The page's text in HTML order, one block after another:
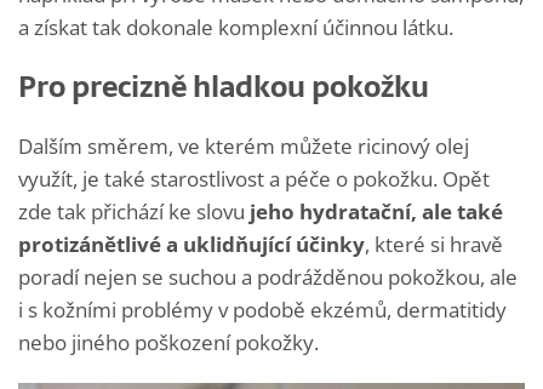
a získat tak dokonale komplexní účinnou látku.
Pro precizně hladkou pokožku
Dalším směrem, ve kterém můžete ricinový olej
využít, je také starostlivost a péče o pokožku. Opět
zde tak přichází ke slovu jeho hydratační, ale také
protizánětlivé a uklidňující účinky, které si hravě
poradí nejen se suchou a podrážděnou pokožkou, ale
i s kožními problémy v podobě ekzémů, dermatitidy
nebo jiného poškození pokožky.